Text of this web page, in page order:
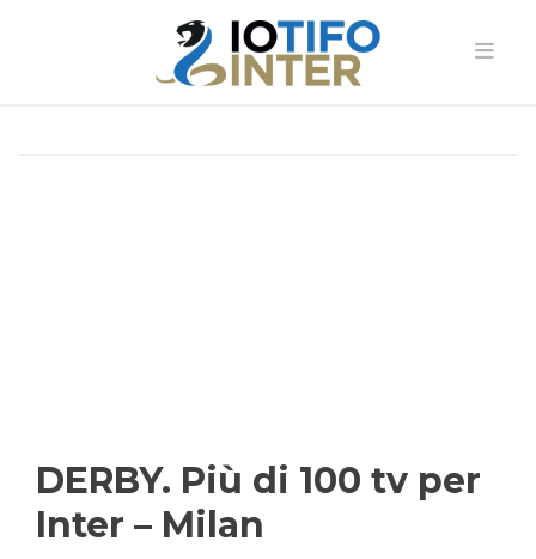
DERBY. Più di 100 tv per
Inter – Milan